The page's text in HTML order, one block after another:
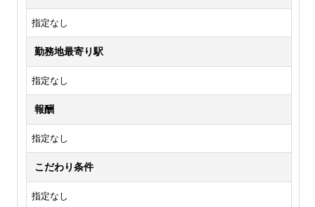
指定なし
勤務地最寄り駅
指定なし
報酬
指定なし
こだわり条件
指定なし